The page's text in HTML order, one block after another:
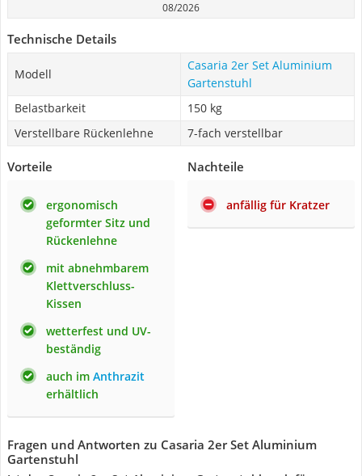
08/2026
Technische Details
Modell
Casaria 2er Set Aluminium
Gartenstuhl
Belastbarkeit
150 kg
Verstellbare Rückenlehne
7-fach verstellbar
Vorteile
ergonomisch
geformter Sitz und
Rückenlehne
mit abnehmbarem
Klettverschluss-
Kissen
wetterfest und UV-
beständig
auch im Anthrazit
erhältlich
Nachteile
anfällig für Kratzer
Fragen und Antworten zu Casaria 2er Set Aluminium
Gartenstuhl